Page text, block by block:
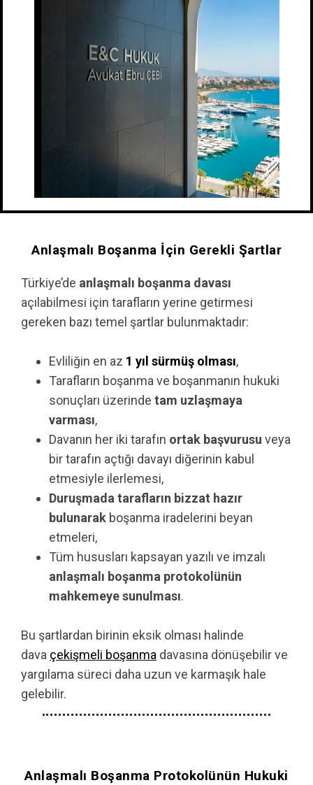
Anlaşmalı Boşanma İçin Gerekli Şartlar
Türkiye’de anlaşmalı boşanma davası
açılabilmesi için tarafların yerine getirmesi
gereken bazı temel şartlar bulunmaktadır:
Evliliğin en az 1 yıl sürmüş olması,
Tarafların boşanma ve boşanmanın hukuki
sonuçları üzerindetam uzlaşmaya
varması,
Davanın her iki tarafın ortak başvurusu veya
bir tarafın açtığı davayı diğerinin kabul
etmesiyle ilerlemesi,
Duruşmada tarafların bizzat hazır
bulunarak boşanma iradelerini beyan
etmeleri,
Tüm hususları kapsayan yazılı ve imzalı
anlaşmalı boşanma protokolünün
mahkemeye sunulması.
Bu şartlardan birinin eksik olması halinde
dava çekişmeli boşanma davasına dönüşebilir ve
yargılama süreci daha uzun ve karmaşık hale
gelebilir.
Anlaşmalı Boşanma Protokolünün Hukuki